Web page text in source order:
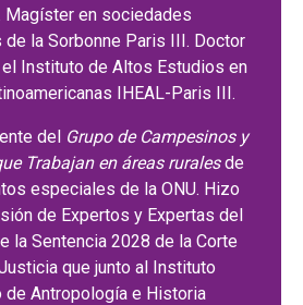
Magíster en sociedades
de la Sorbonne Paris III. Doctor
Instituto de Altos Estudios en
IHEAL-Paris III.
del Grupo de Campesinos y
Trabajan en áreas ruralesde
especiales de la ONU. Hizo
de Expertos y Expertas del
la Sentencia 2028 de la Corte
que junto al Instituto
de Antropología e Historia